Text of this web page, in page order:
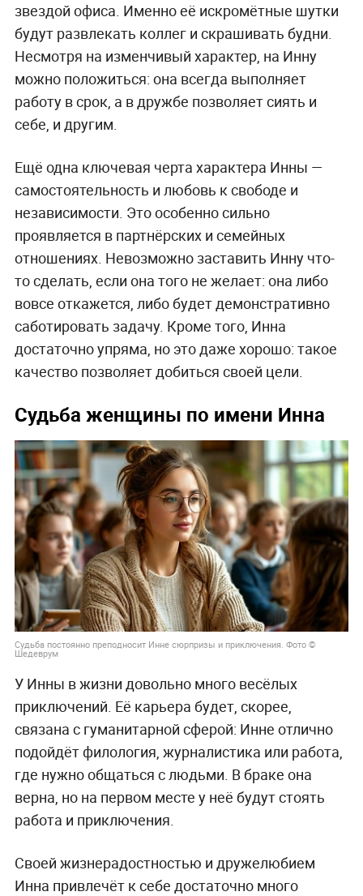
звездой офиса. Именно её искромётные шутки
будут развлекать коллег и скрашивать будни.
Несмотря на изменчивый характер, на Инну
можно положиться: она всегда выполняет
работу в срок, а в дружбе позволяет сиять и
себе, и другим.
Ещё одна ключевая черта характера Инны —
самостоятельность и любовь к свободе и
независимости. Это особенно сильно
проявляется в партнёрских и семейных
отношениях. Невозможно заставить Инну что-
то сделать, если она того не желает: она либо
вовсе откажется, либо будет демонстративно
саботировать задачу. Кроме того, Инна
достаточно упряма, но это даже хорошо: такое
качество позволяет добиться своей цели.
Судьба женщины по имени Инна
Судьба постоянно преподносит Инне сюрпризы и приключения. Фото ©
Шедеврум
У Инны в жизни довольно много весёлых
приключений. Её карьера будет, скорее,
связана с гуманитарной сферой: Инне отлично
подойдёт филология, журналистика или работа,
где нужно общаться с людьми. В браке она
верна, но на первом месте у неё будут стоять
работа и приключения.
Своей жизнерадостностью и дружелюбием
Инна привлечёт к себе достаточно много